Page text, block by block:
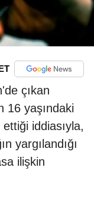
çıkan
16 yaşındaki
iddiasıyla,
yargılandığı
ilişkin